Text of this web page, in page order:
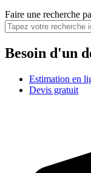
Faire une recherche
Besoin d'un
Estimation en
Devis gratuit